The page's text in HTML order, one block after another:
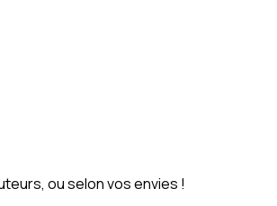
ou selon vos envies !